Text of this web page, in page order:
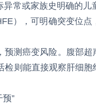
常或家族史明确的儿
），可明确突变位点
测癌变风险。腹部超
则能直接观察肝细胞
预”